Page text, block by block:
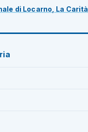
di Locarno, La Carità